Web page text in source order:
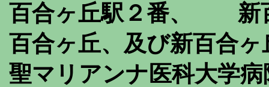
百合ヶ丘駅２番、 新
百合ヶ丘、及び新百合
聖マリアンナ医科大学